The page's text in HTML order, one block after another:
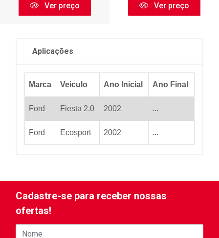
Ver preço Ver preço
Aplicações
Marca Veiculo Ano Inicial Ano Final
Ford Fiesta 2.0 2002 ...
Ford Ecosport 2002 ...
Cadastre-se para receber nossas
ofertas!